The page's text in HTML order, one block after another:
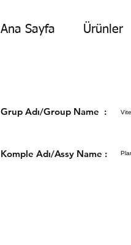
Ana Sayfa Ürünler
Grup Adı/Group Name :
Komple Adı/Assy Name :